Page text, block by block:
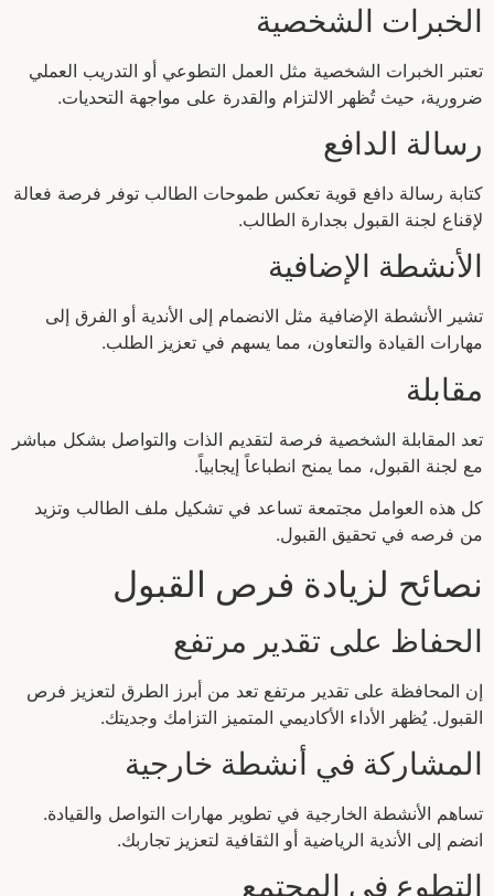
الخبرات الشخصية
تعتبر الخبرات الشخصية مثل العمل التطوعي أو التدريب العملي
ضرورية، حيث تُظهر الالتزام والقدرة على مواجهة التحديات.
رسالة الدافع
كتابة رسالة دافع قوية تعكس طموحات الطالب توفر فرصة فعالة
لإقناع لجنة القبول بجدارة الطالب.
الأنشطة الإضافية
تشير الأنشطة الإضافية مثل الانضمام إلى الأندية أو الفرق إلى
مهارات القيادة والتعاون، مما يسهم في تعزيز الطلب.
مقابلة
تعد المقابلة الشخصية فرصة لتقديم الذات والتواصل بشكل مباشر
مع لجنة القبول، مما يمنح انطباعاً إيجابياً.
كل هذه العوامل مجتمعة تساعد في تشكيل ملف الطالب وتزيد
من فرصه في تحقيق القبول.
نصائح لزيادة فرص القبول
الحفاظ على تقدير مرتفع
إن المحافظة على تقدير مرتفع تعد من أبرز الطرق لتعزيز فرص
القبول. يُظهر الأداء الأكاديمي المتميز التزامك وجديتك.
المشاركة في أنشطة خارجية
تساهم الأنشطة الخارجية في تطوير مهارات التواصل والقيادة.
انضم إلى الأندية الرياضية أو الثقافية لتعزيز تجاربك.
التطوع في المجتمع